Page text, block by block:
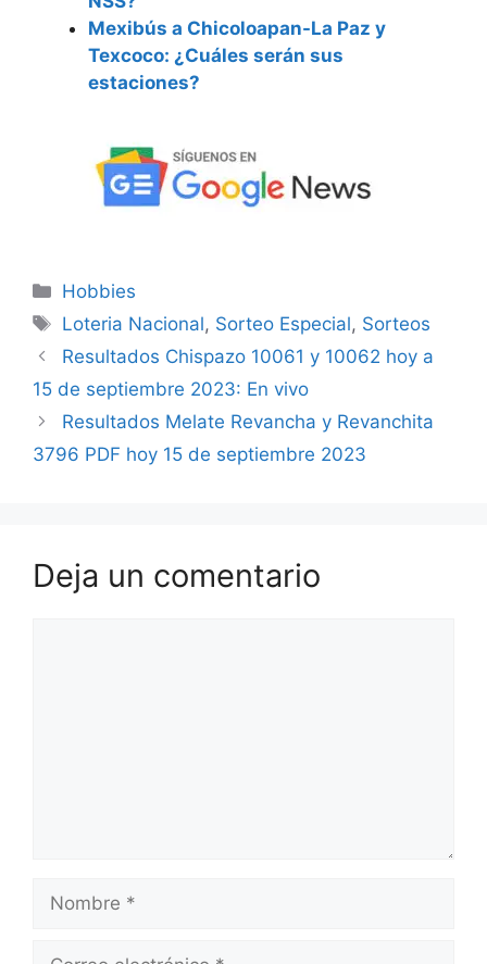
Mexibús a Chicoloapan-La Paz y
Texcoco: ¿Cuáles serán sus
estaciones?
Categorías
Hobbies
Etiquetas
Loteria Nacional, Sorteo Especial, Sorteos
Resultados Chispazo 10061 y 10062 hoy a
15 de septiembre 2023: En vivo
Resultados Melate Revancha y Revanchita
3796 PDF hoy 15 de septiembre 2023
Deja un comentario